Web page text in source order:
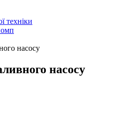
техніки
насосу
насосу